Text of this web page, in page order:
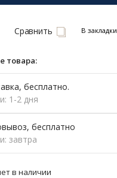
Сравнить В закладки
товара:
бесплатно.
1-2 дня
бесплатно
завтра
в наличии